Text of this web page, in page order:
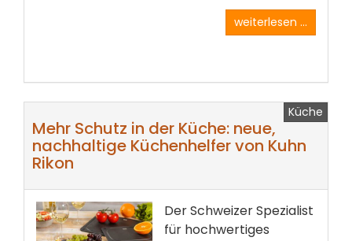
weiterlesen ...
Küche
Mehr Schutz in der Küche: neue,
nachhaltige Küchenhelfer von Kuhn
Rikon
Der Schweizer Spezialist
für hochwertiges